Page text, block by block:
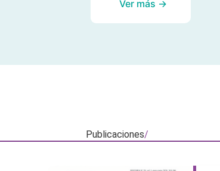
Ver más →
Publicaciones/